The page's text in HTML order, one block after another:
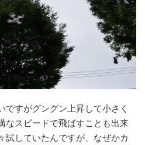
すがグングン上昇して小さく
なスピードで飛ばすことも出来
試していたんですが、なぜかカ